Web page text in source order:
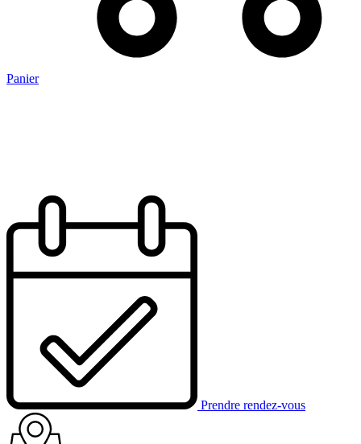
Panier
Prendre rendez-vous